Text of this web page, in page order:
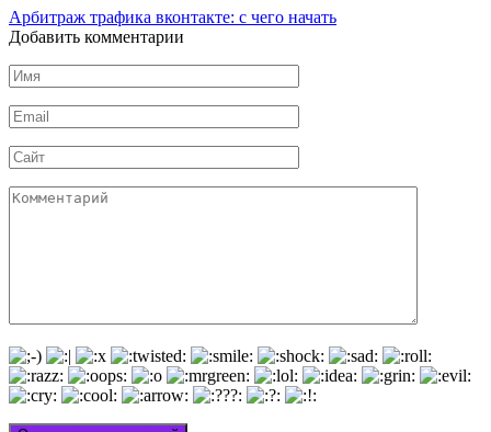
Арбитраж трафика вконтакте: с чего начать
Добавить комментарии
Имя
*
Email
*
Сайт
Комментарий